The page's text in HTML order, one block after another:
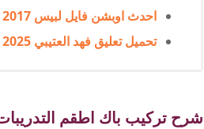
احدث اوبشن فايل لبيس 2017 باخر انتقالات 2025
تحميل تعليق فهد العتيبي 2025 للعبة بيس 2017
شرح تركيب باك اطقم التدريبات 2021 لبيس